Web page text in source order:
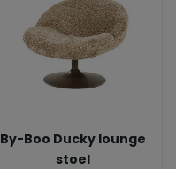
By-Boo Ducky lounge
stoel